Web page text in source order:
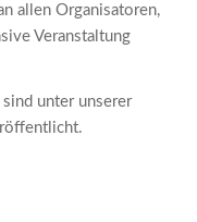
allen Organisatoren,
Veranstaltung
unter unserer